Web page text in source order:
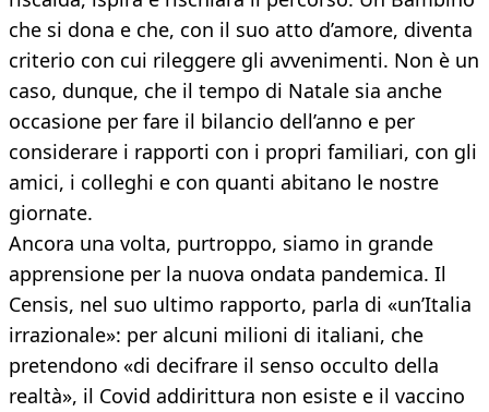
che si dona e che, con il suo atto d’amore, diventa
criterio con cui rileggere gli avvenimenti. Non è un
caso, dunque, che il tempo di Natale sia anche
occasione per fare il bilancio dell’anno e per
considerare i rapporti con i propri familiari, con gli
amici, i colleghi e con quanti abitano le nostre
giornate.
Ancora una volta, purtroppo, siamo in grande
apprensione per la nuova ondata pandemica. Il
Censis, nel suo ultimo rapporto, parla di «un’Italia
irrazionale»: per alcuni milioni di italiani, che
pretendono «di decifrare il senso occulto della
realtà», il Covid addirittura non esiste e il vaccino